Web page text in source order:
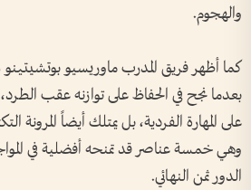
والهجوم.
كما أظهر فريق المدرب ماوريسيو
بعدما نجح في الحفاظ على توازنه عقب
على المهارة الفردية، بل يمتلك أيضاً المرونة
وهي خمسة عناصر قد تمنحه أفضلية في
الدور ثمن النهائي.